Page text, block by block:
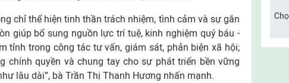
chỉ thể hiện tinh thần trách nhiệm, tình cảm và sự gắn
giúp bổ sung nguồn lực trí tuệ, kinh nghiệm quý báu -
tỉnh trong công tác tư vấn, giám sát, phản biện xã hội;
chính quyền và chung tay cho sự phát triển bền vững
lâu dài”, bà Trần Thị Thanh Hương nhấn mạnh.